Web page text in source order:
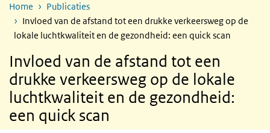
Home
Publicaties
Invloed van de afstand tot een drukke verkeersweg op de
lokale luchtkwaliteit en de gezondheid: een quick scan
Invloed van de afstand tot een
drukke verkeersweg op de lokale
luchtkwaliteit en de gezondheid:
een quick scan